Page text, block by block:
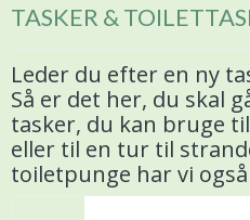
TASKER &
Leder du efter en ny
Så er det her, du skal
tasker, du kan bruge
eller til en tur til
toiletpunge har vi